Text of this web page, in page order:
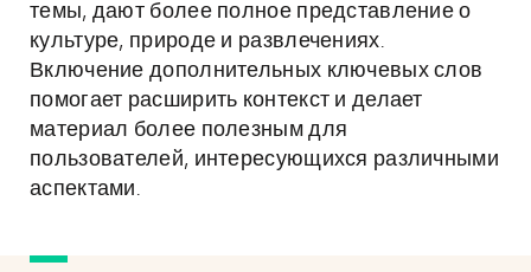
темы, дают более полное представление о
культуре, природе и развлечениях.
Включение дополнительных ключевых слов
помогает расширить контекст и делает
материал более полезным для
пользователей, интересующихся различными
аспектами.